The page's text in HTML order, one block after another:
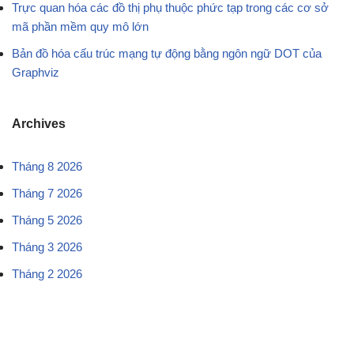
Trực quan hóa các đồ thị phụ thuộc phức tạp trong các cơ sở
mã phần mềm quy mô lớn
Bản đồ hóa cấu trúc mạng tự động bằng ngôn ngữ DOT của
Graphviz
Archives
Tháng 8 2026
Tháng 7 2026
Tháng 5 2026
Tháng 3 2026
Tháng 2 2026